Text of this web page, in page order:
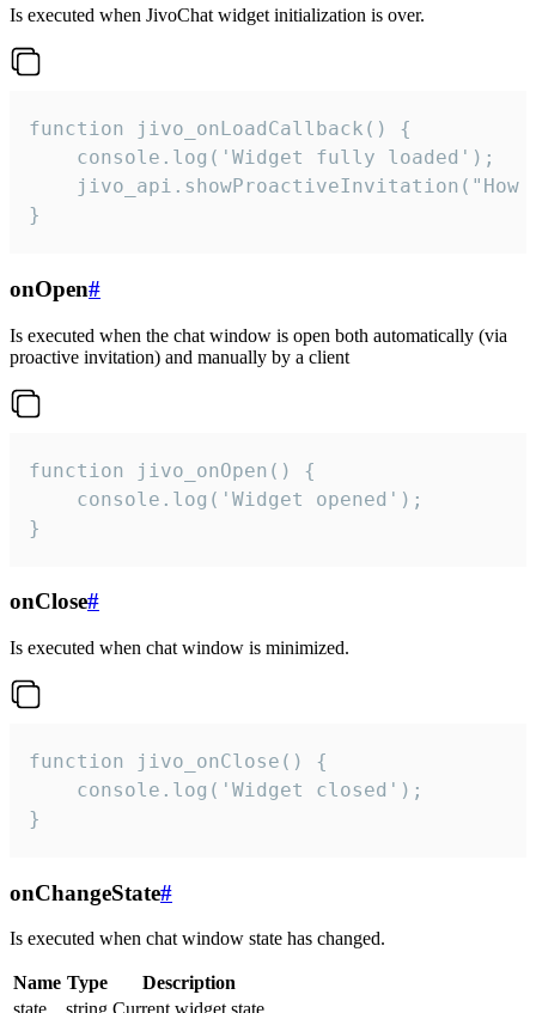
Is executed when JivoChat widget initialization is over.
function jivo_onLoadCallback() {
    console.log('Widget fully loaded');
jivo_api.showProactiveInvitation("How
}
onOpen#
Is executed when the chat window is open both automatically (via
proactive invitation) and manually by a client
function jivo_onOpen() {
    console.log('Widget opened');
}
onClose#
Is executed when chat window is minimized.
function jivo_onClose() {
    console.log('Widget closed');
}
onChangeState#
Is executed when chat window state has changed.
Name Type
Description